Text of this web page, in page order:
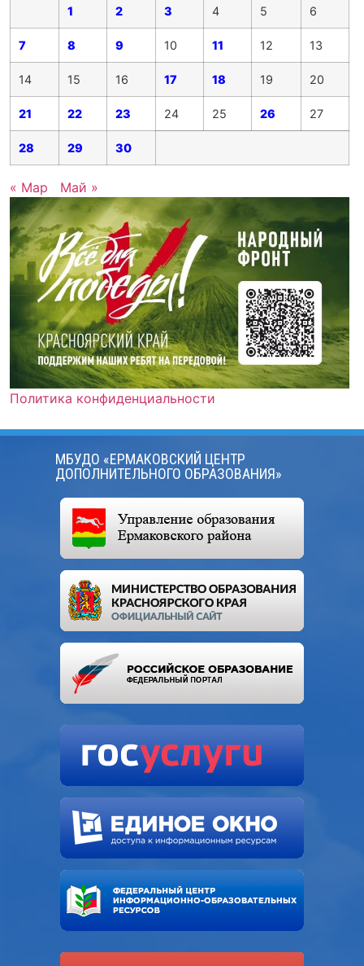
1 2 3 4 5 6
7 8 9 10 11 12 13
14 15 16 17 18 19 20
21 22 23 24 25 26 27
28 29 30
« Мар Май »
Политика конфиденциальности
МБУДО «ЕРМАКОВСКИЙ ЦЕНТР
ДОПОЛНИТЕЛЬНОГО ОБРАЗОВАНИЯ»